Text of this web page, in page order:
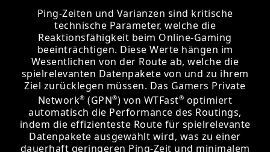
Ping-Zeiten und Varianzen sind kritische
technische Parameter, welche die
Reaktionsfähigkeit beim Online-Gaming
beeinträchtigen. Diese Werte hängen im
Wesentlichen von der Route ab, welche die
spielrelevanten Datenpakete von und zu ihrem
Ziel zurücklegen müssen. Das Gamers Private
Network® (GPN®) von WTFast® optimiert
automatisch die Performance des Routings,
indem die effizienteste Route für spielrelevante
Datenpakete ausgewählt wird, was zu einer
dauerhaft geringeren Ping-Zeit und minimalem